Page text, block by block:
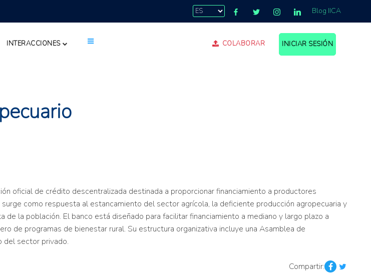
Blog IICA
INTERACCIONES COLABORAR INICIAR SESIÓN
oficial de crédito descentralizada destinada a proporcionar financiamiento a productores
como respuesta al estancamiento del sector agrícola, la deficiente producción agropecuaria y
la población. El banco está diseñado para facilitar financiamiento a mediano y largo plazo a
de programas de bienestar rural. Su estructura organizativa incluye una Asamblea de
del sector privado.
Compartir: